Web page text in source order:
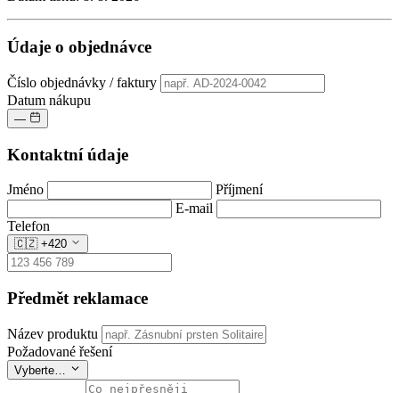
Údaje o objednávce
Číslo objednávky / faktury
Datum nákupu
—
Kontaktní údaje
Jméno
Příjmení
E-mail
Telefon
🇨🇿 +420
Předmět reklamace
Název produktu
Požadované řešení
Vyberte…